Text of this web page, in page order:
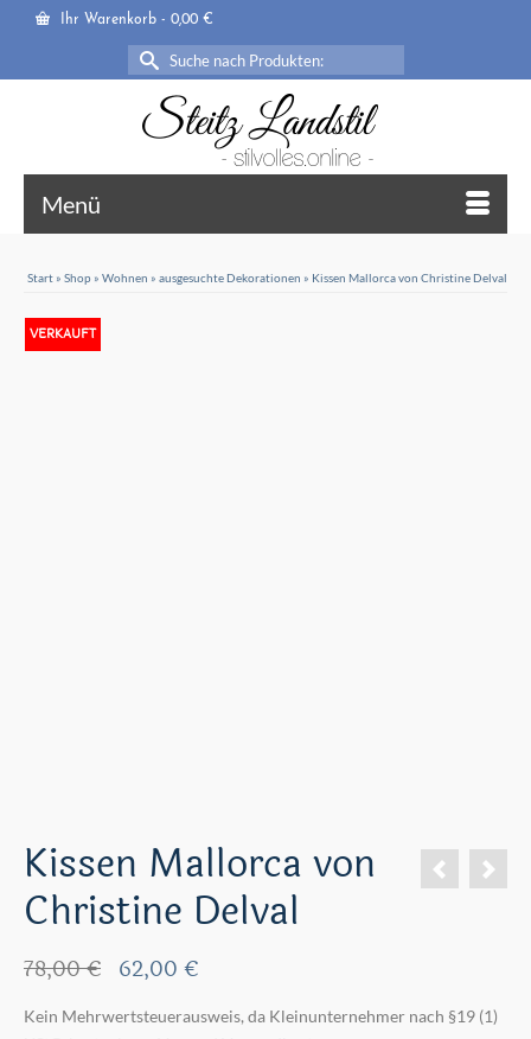
Ihr Warenkorb - 0,00 €
Suche
nach:
Menü
Start » Shop » Wohnen » ausgesuchte Dekorationen » Kissen Mallorca von Christine Delval
VERKAUFT
Kissen Mallorca von
Christine Delval
78,00€ Ursprünglicher
war:
62,00 €Aktueller
ist:
Kein Mehrwertsteuerausweis, da Kleinunternehmer nach §19 (1)